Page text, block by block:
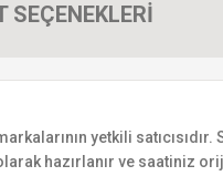
SEÇENEKLERİ
yetkili
hazırlanır ve saatiniz